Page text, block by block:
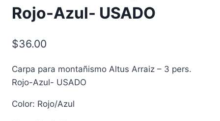
Rojo-Azul- USADO
$36.00
Carpa para montañismo Altus Arraiz – 3 pers.
Rojo-Azul- USADO
Color: Rojo/Azul